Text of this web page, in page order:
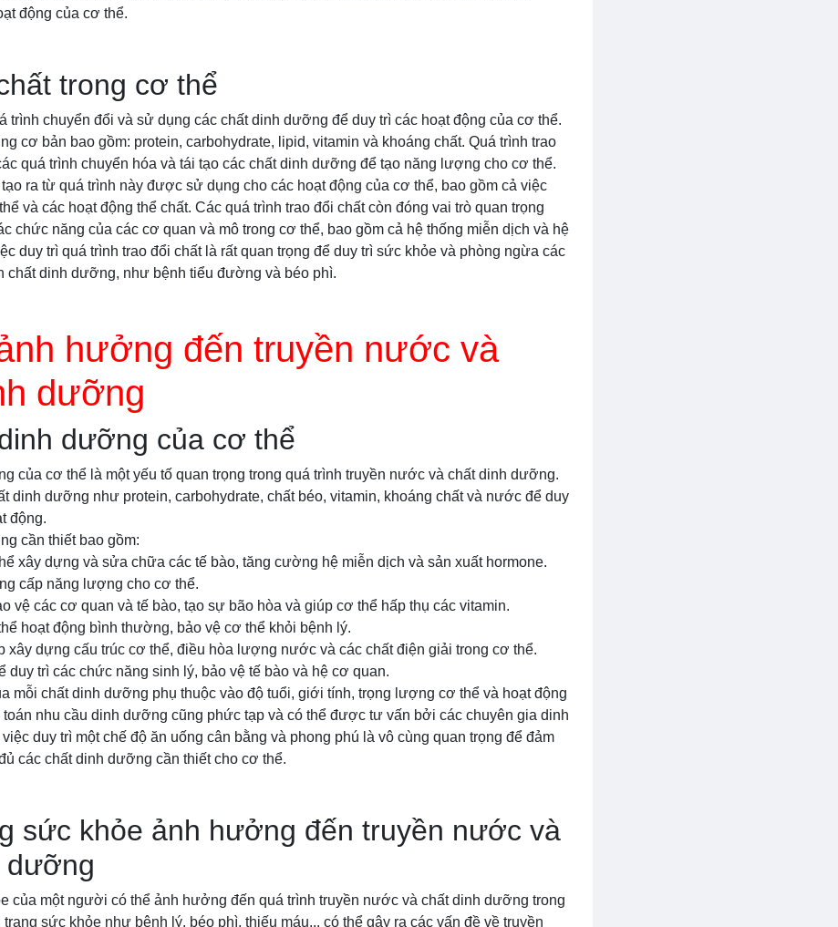
động của cơ thể.
trong cơ thể
trình chuyển đổi và sử dụng các chất dinh dưỡng để duy trì các hoạt động của cơ thể.
cơ bản bao gồm: protein, carbohydrate, lipid, vitamin và khoáng chất. Quá trình trao
quá trình chuyển hóa và tái tạo các chất dinh dưỡng để tạo năng lượng cho cơ thể.
ra từ quá trình này được sử dụng cho các hoạt động của cơ thể, bao gồm cả việc
và các hoạt động thể chất. Các quá trình trao đổi chất còn đóng vai trò quan trọng
chức năng của các cơ quan và mô trong cơ thể, bao gồm cả hệ thống miễn dịch và hệ
duy trì quá trình trao đổi chất là rất quan trọng để duy trì sức khỏe và phòng ngừa các
chất dinh dưỡng, như bệnh tiểu đường và béo phì.
hưởng đến truyền nước và
dưỡng
dưỡng của cơ thể
của cơ thể là một yếu tố quan trọng trong quá trình truyền nước và chất dinh dưỡng.
dinh dưỡng như protein, carbohydrate, chất béo, vitamin, khoáng chất và nước để duy
động.
cần thiết bao gồm:
xây dựng và sửa chữa các tế bào, tăng cường hệ miễn dịch và sản xuất hormone.
cấp năng lượng cho cơ thể.
vệ các cơ quan và tế bào, tạo sự bão hòa và giúp cơ thể hấp thụ các vitamin.
hoạt động bình thường, bảo vệ cơ thể khỏi bệnh lý.
xây dựng cấu trúc cơ thể, điều hòa lượng nước và các chất điện giải trong cơ thể.
duy trì các chức năng sinh lý, bảo vệ tế bào và hệ cơ quan.
mỗi chất dinh dưỡng phụ thuộc vào độ tuổi, giới tính, trọng lượng cơ thể và hoạt động
toán nhu cầu dinh dưỡng cũng phức tạp và có thể được tư vấn bởi các chuyên gia dinh
duy trì một chế độ ăn uống cân bằng và phong phú là vô cùng quan trọng để đảm
các chất dinh dưỡng cần thiết cho cơ thể.
sức khỏe ảnh hưởng đến truyền nước và
dưỡng
của một người có thể ảnh hưởng đến quá trình truyền nước và chất dinh dưỡng trong
sức khỏe như bệnh lý, béo phì, thiếu máu... có thể gây ra các vấn đề về truyền